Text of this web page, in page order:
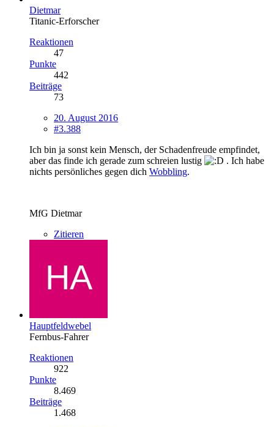
Dietmar
Titanic-Erforscher
Reaktionen
47
Punkte
442
Beiträge
73
20. August 2016
#3.388
Ich bin ja sonst kein Mensch, der Schadenfreude empfindet,
aber das finde ich gerade zum schreien lustig
. Ich habe
nichts persönliches gegen dich Wobbling.
MfG Dietmar
Zitieren
Hauptfeldwebel
Fernbus-Fahrer
Reaktionen
922
Punkte
8.469
Beiträge
1.468